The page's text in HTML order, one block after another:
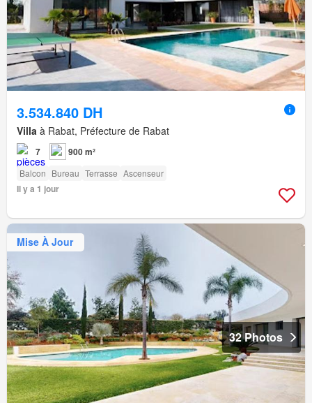
3.534.840 DH
Villa à Rabat, Préfecture de Rabat
7 900 m²
Balcon Bureau Terrasse Ascenseur
Il y a 1 jour
Mise À Jour
32 Photos